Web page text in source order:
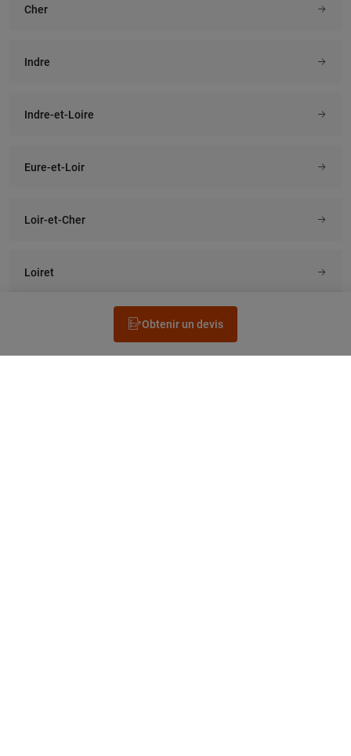
Obtenir un devis
Cher
Indre
Indre-et-Loire
Eure-et-Loir
Loir-et-Cher
Loiret